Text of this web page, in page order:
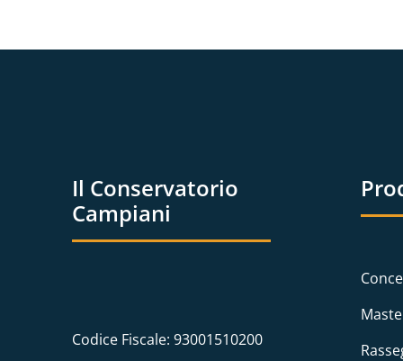
Il Conservatorio
Campiani
Codice Fiscale: 93001510200